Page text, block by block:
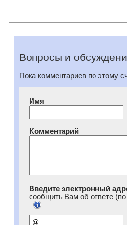
Вопросы и
Пока комментариев по этому
Имя
Kомментарий
Введите электронный
сообщить Вам об ответе